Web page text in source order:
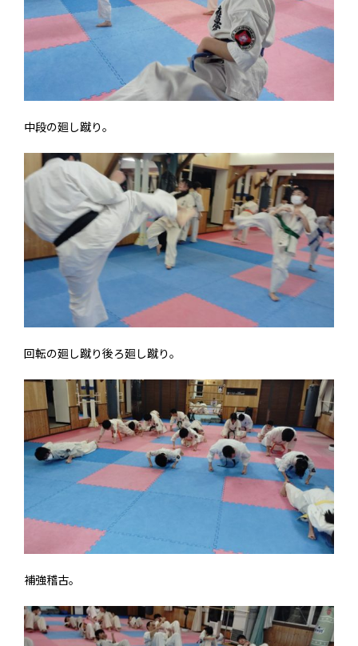
中段の廻し蹴り。
回転の廻し蹴り後ろ廻し蹴り。
補強稽古。